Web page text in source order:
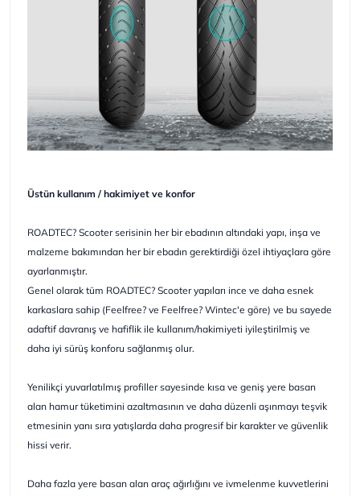
Üstün kullanım / hakimiyet ve konfor
ROADTEC? Scooter serisinin her bir ebadının altındaki yapı, inşa ve
malzeme bakımından her bir ebadın gerektirdiği özel ihtiyaçlara göre
ayarlanmıştır.
Genel olarak tüm ROADTEC? Scooter yapıları ince ve daha esnek
karkaslara sahip (Feelfree? ve Feelfree? Wintec'e göre) ve bu sayede
adaftif davranış ve hafiflik ile kullanım/hakimiyeti iyileştirilmiş ve
daha iyi sürüş konforu sağlanmış olur.
Yenilikçi yuvarlatılmış profiller sayesinde kısa ve geniş yere basan
alan hamur tüketimini azaltmasının ve daha düzenli aşınmayı teşvik
etmesinin yanı sıra yatışlarda daha progresif bir karakter ve güvenlik
hissi verir.
Daha fazla yere basan alan araç ağırlığını ve ivmelenme kuvvetlerini